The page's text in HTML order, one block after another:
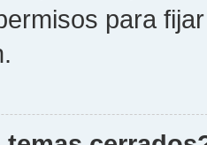
para